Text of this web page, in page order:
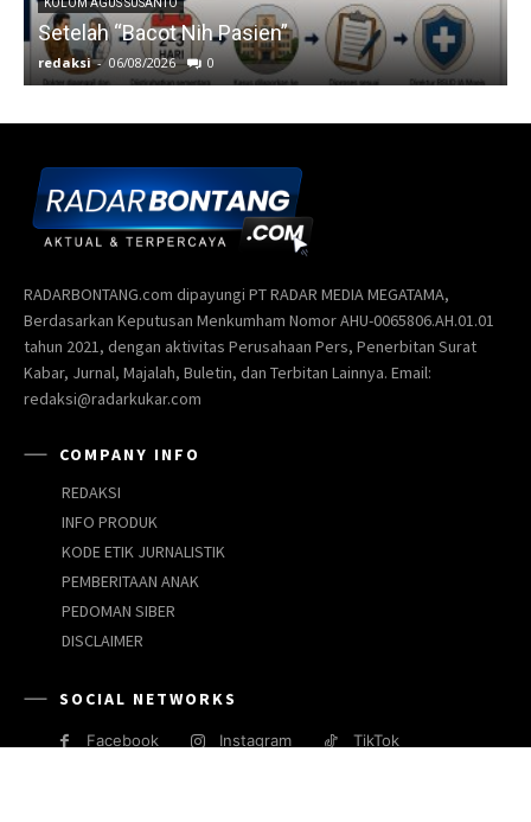
RADARBONTANG.com dipayungi PT RADAR MEDIA MEGATAMA,
Berdasarkan Keputusan Menkumham Nomor AHU-0065806.AH.01.01
tahun 2021, dengan aktivitas Perusahaan Pers, Penerbitan Surat
Kabar, Jurnal, Majalah, Buletin, dan Terbitan Lainnya. Email:
redaksi@radarkukar.com
COMPANY INFO
REDAKSI
INFO PRODUK
KODE ETIK JURNALISTIK
PEMBERITAAN ANAK
PEDOMAN SIBER
DISCLAIMER
SOCIAL NETWORKS
Facebook Instagram TikTok